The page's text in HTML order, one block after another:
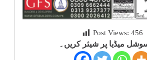
قومی
سپلیمنٹس
Post Views: 456
میڈیا پر شیئر کریں۔